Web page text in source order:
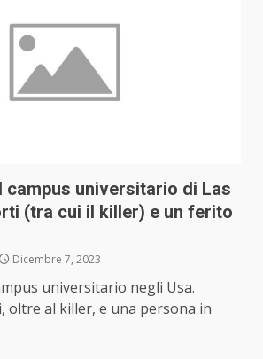
campus universitario di Las
(tra cui il killer) e un ferito
Dicembre 7, 2023
universitario negli Usa.
oltre al killer, e una persona in